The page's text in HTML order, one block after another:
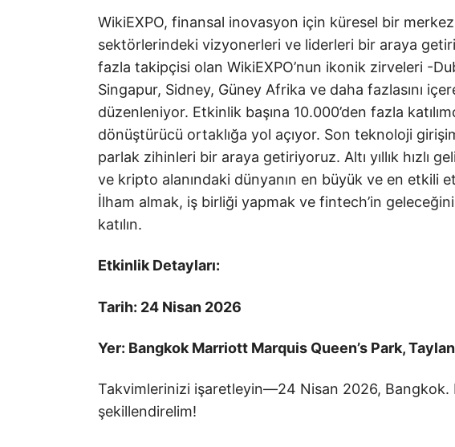
WikiEXPO, finansal inovasyon için küresel bir
sektörlerindeki vizyonerleri ve liderleri bir araya
fazla takipçisi olan WikiEXPO’nun ikonik zirveleri -
Singapur, Sidney, Güney Afrika ve daha fazlasını
düzenleniyor. Etkinlik başına 10.000’den fazla
dönüştürücü ortaklığa yol açıyor. Son teknoloji
parlak zihinleri bir araya getiriyoruz. Altı yıllık hızlı
ve kripto alanındaki dünyanın en büyük ve en etkili
İlham almak, iş birliği yapmak ve fintech’in
katılın.
Etkinlik Detayları:
Tarih: 24 Nisan 2026
Yer: Bangkok Marriott Marquis Queen’s Park,
Takvimlerinizi işaretleyin—24 Nisan 2026, Bangkok.
şekillendirelim!